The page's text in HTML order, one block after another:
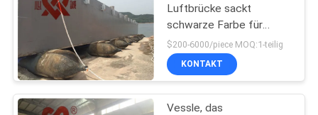
Schäumen gefüllte
Fender
66
Luftbrücke sackt
schwarze Farbe für
Caisson ein
$200-6000/piece MOQ:1-teilig
KONTAKT
Vessle, das